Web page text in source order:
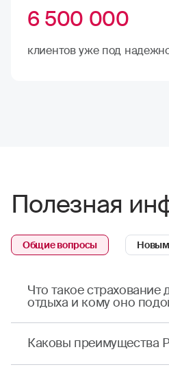
6 500 000
клиентов уже под
Полезная
Общие вопросы
Что такое страхование
отдыха и кому оно
жизни даже в
здоровьем
Каковы преимущества